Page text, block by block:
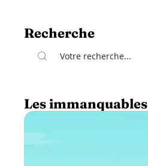
Recherche
Les immanquables